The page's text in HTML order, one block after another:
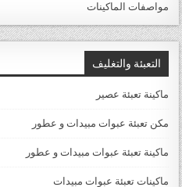
مواصفات الماكينات
التعبئة والتغليف
ماكينة تعبئة عصير
مكن تعبئة عبوات مبيدات و عطور
ماكينة تعبئة عبوات مبيدات و عطور
ماكينات تعبئة عبوات مبيدات